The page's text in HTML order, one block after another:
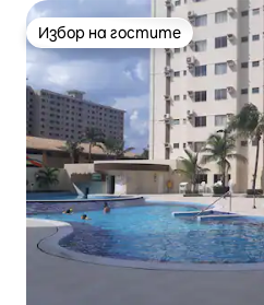
Избор на гостите
Избор на гостите